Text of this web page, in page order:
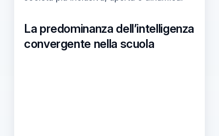
La predominanza dell’intelligenza
convergente nella scuola